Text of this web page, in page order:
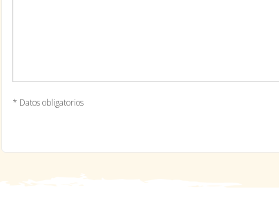
* Datos obligatorios